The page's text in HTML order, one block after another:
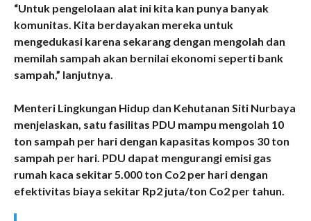
“Untuk pengelolaan alat ini kita kan punya banyak
komunitas. Kita berdayakan mereka untuk
mengedukasi karena sekarang dengan mengolah dan
memilah sampah akan bernilai ekonomi seperti bank
sampah,” lanjutnya.
Menteri Lingkungan Hidup dan Kehutanan Siti Nurbaya
menjelaskan, satu fasilitas PDU mampu mengolah 10
ton sampah per hari dengan kapasitas kompos 30 ton
sampah per hari. PDU dapat mengurangi emisi gas
rumah kaca sekitar 5.000 ton Co2 per hari dengan
efektivitas biaya sekitar Rp2 juta/ton Co2 per tahun.